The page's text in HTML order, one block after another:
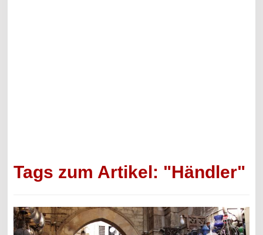
Tags zum Artikel: "Händler"